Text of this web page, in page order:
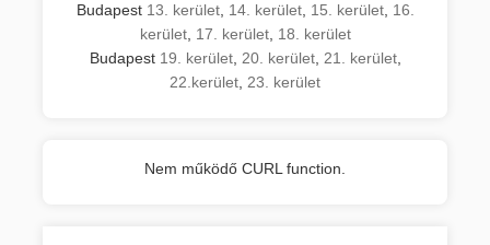
Budapest 13. kerület, 14. kerület, 15. kerület, 16.
kerület, 17. kerület, 18. kerület
Budapest 19. kerület, 20. kerület, 21. kerület,
22.kerület, 23. kerület
Nem működő CURL function.